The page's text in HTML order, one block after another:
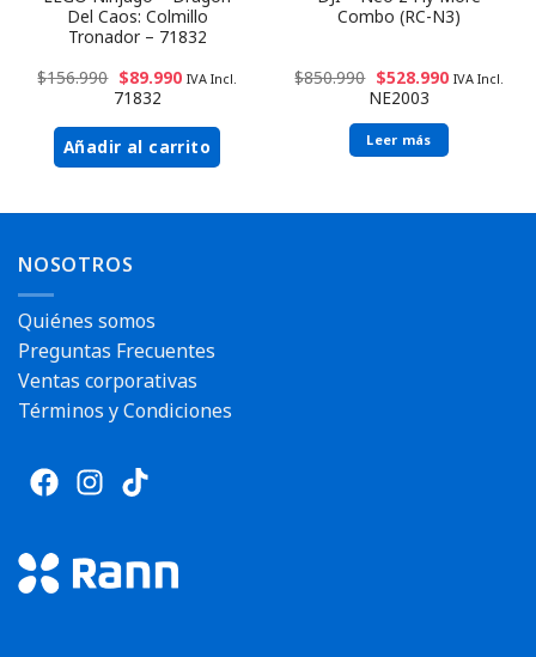
Del Caos: Colmillo
Tronador – 71832
$156.990 $89.990 IVA Incl.
71832
Añadir al carrito
Combo (RC-N3)
$850.990 $528.990 IVA Incl.
NE2003
Leer más
NOSOTROS
Quiénes somos
Preguntas Frecuentes
Ventas corporativas
Términos y Condiciones